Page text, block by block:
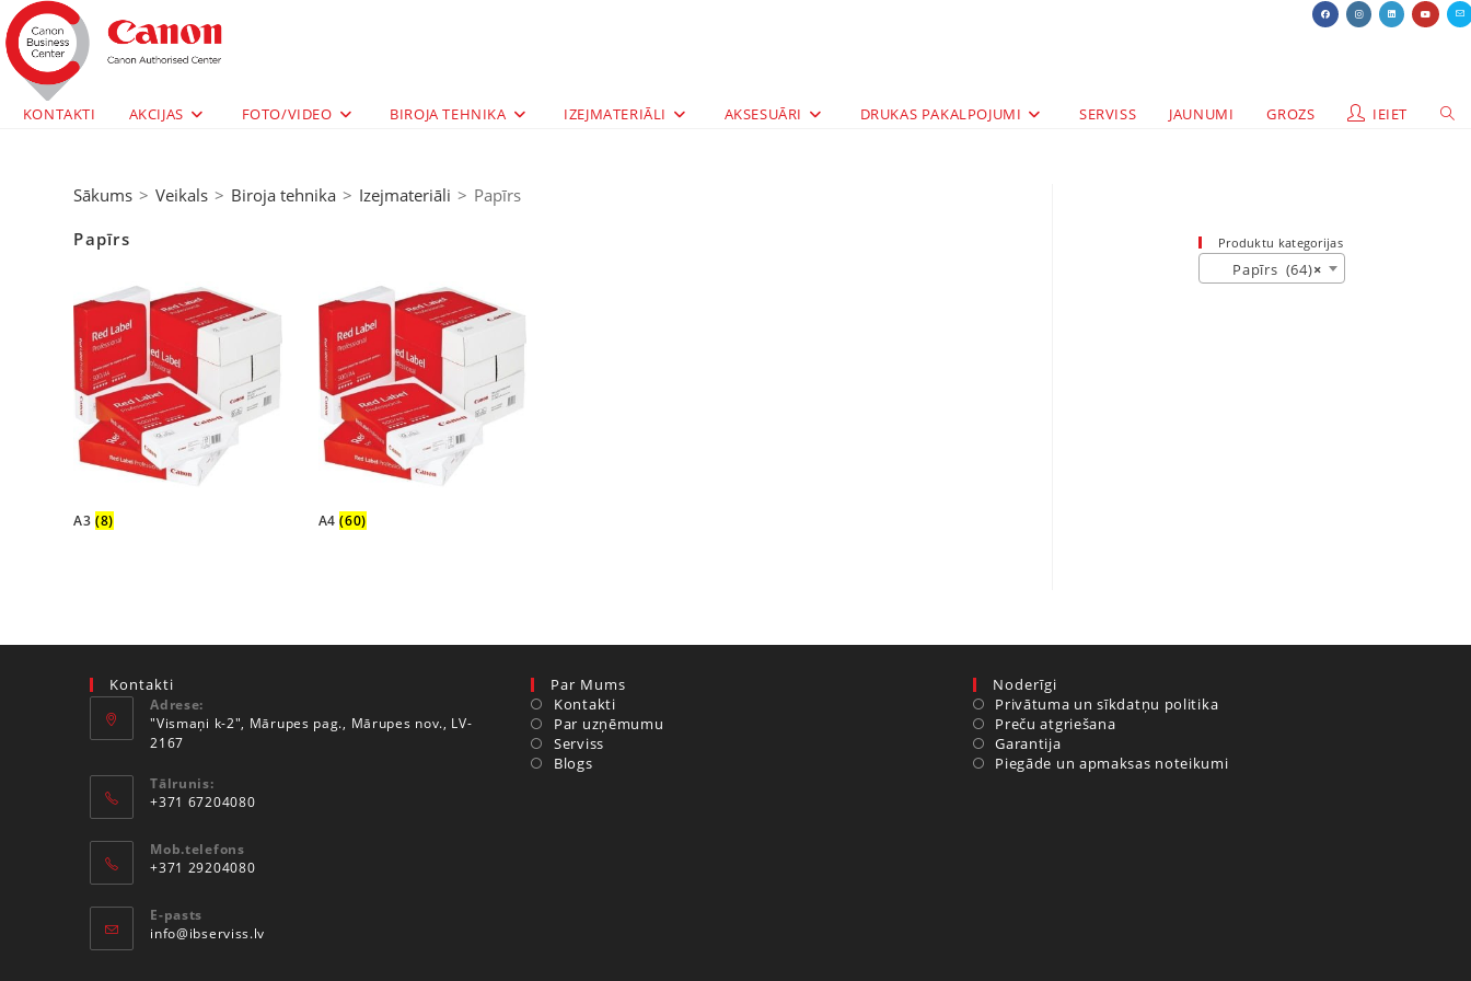
KONTAKTI AKCIJAS FOTO/VIDEO BIROJA TEHNIKA IZEJMATERIĀLI AKSESUĀRI DRUKAS PAKALPOJUMI SERVISS JAUNUMI GROZS IEIET
Sākums > Veikals > Biroja tehnika > Izejmateriāli > Papīrs
Papīrs
A3(8) A4(60)
Produktu kategorijas
×
Papīrs (64)
Kontakti
Adrese:
"Vismaņi k-2", Mārupes pag., Mārupes nov., LV-
2167
Tālrunis:
+371 67204080
Mob.telefons
+371 29204080
E-pasts
info@ibserviss.lv
Par Mums
Kontakti
Par uzņēmumu
Serviss
Blogs
Noderīgi
Privātuma un sīkdatņu politika
Preču atgriešana
Garantija
Piegāde un apmaksas noteikumi